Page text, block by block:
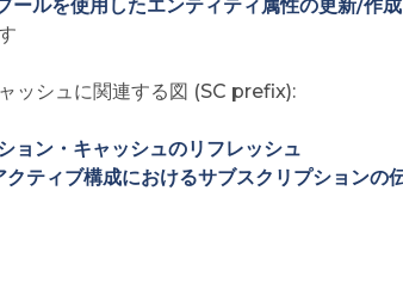
ールを使用したエンティティ属性の更新/作
ッシュに関連する図 (SC prefix):
ョン・キャッシュのリフレッシュ
ティブ構成におけるサブスクリプションの